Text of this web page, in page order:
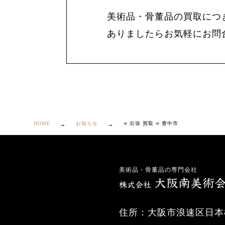
美術品・骨董品の買取に
ありましたらお気軽にお
HOME お知らせ ∞ 出張 買取 ∞ 豊中市
美術品・骨董品の専門会社
住所：大阪市浪速区日